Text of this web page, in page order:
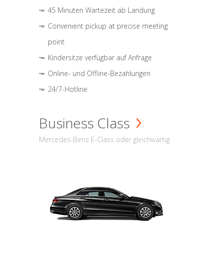
45 Minuten Wartezeit ab Landung
Convenient pickup at precise meeting
point
Kindersitze verfügbar auf Anfrage
Online- und Offline-Bezahlungen
24/7-Hotline
Business Class
Mercedes-Benz E-Class oder gleichwärtig